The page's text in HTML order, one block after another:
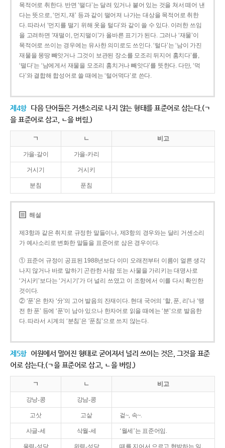
목적어로 취한다. 반면 ‘떨다’는 달려 있거나 붙어 있는 것을 쳐서 떼어 낸
다는 뜻으로, ‘먼지, 재’ 등과 같이 떨어져 나가는 대상을 목적어로 취한
다. 따라서 ‘먼지를 떨기 위해 옷을 털다’와 같이 쓸 수 있다. 이러한 쓰임
을 고려하면 ‘재떨이, 먼지떨이’가 올바른 표기가 된다. 그러나 ‘재물’이
목적어로 쓰이는 경우에는 유사한 의미로도 쓰인다. ‘털다’는 ‘남이 가진
재물을 몽땅 빼앗거나 그것이 보관된 장소를 모조리 뒤지어 훔치다’를,
‘떨다’는 ‘남에게서 재물을 모조리 훔치거나 빼앗다’를 뜻한다. 다만, ‘먹
다’와 결합해 합성어로 쓸 때에는 ‘털어먹다’로 쓴다.
제4항 다음 단어들은 거센소리로 나지 않는 형태를 표준어로 삼는다.(ㄱ
을 표준어로 삼고, ㄴ을 버림.)
ㄱ ㄴ 비고
가을-갈이 가을-카리
거시기 거시키
분침 푼침
해설
제3항과 같은 취지로 규정한 말들이나, 제3항의 경우와는 달리 거센소리
가 예사소리로 변화한 말들을 표준어로 삼은 경우이다.
① 표준어 규정이 공표된 1988년보다 이미 오래전부터 이름이 얼른 생각
나지 않거나 바로 말하기 곤란한 사람 또는 사물을 가리키는 대명사로
‘거시키’보다는 ‘거시기’가 더 널리 쓰였고 이 조항에서 이를 다시 확인한
것이다.
② ‘푼’은 한자 ‘分’의 고어 발음의 잔재이다. 현대 국어의 ‘할, 푼, 리’나 ‘땡
전 한 푼’ 등에 ‘푼’이 남아 있으나 한자어로 읽을 때에는 ‘분’으로 발음한
다. 따라서 시계의 ‘분침’은 ‘푼침’으로 쓰지 않는다.
제5항 어원에서 멀어진 형태로 굳어져서 널리 쓰이는 것은, 그것을 표준
어로 삼는다.(ㄱ을 표준어로 삼고, ㄴ을 버림.)
ㄱ ㄴ 비고
강낭-콩 강남-콩
고삿 고샅 겉~, 속~.
사글-세 삭월-세 ‘월세’는 표준어임.
울력-성당 위력-성당 떼를 지어서 으르고 협박하는 일.